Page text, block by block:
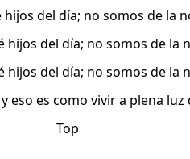
del día; no somos de la
del día; no somos de la
del día; no somos de la
eso es como vivir a plena
Top